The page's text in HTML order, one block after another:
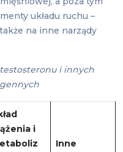
układu ruchu –
także na inne narządy
i innych
i
Inne